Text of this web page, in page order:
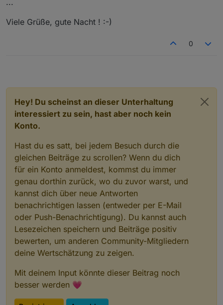
...
Viele Grüße, gute Nacht ! :-)
0
Hey! Du scheinst an dieser Unterhaltung
interessiert zu sein, hast aber noch kein
Konto.
Hast du es satt, bei jedem Besuch durch die
gleichen Beiträge zu scrollen? Wenn du dich
für ein Konto anmeldest, kommst du immer
genau dorthin zurück, wo du zuvor warst, und
kannst dich über neue Antworten
benachrichtigen lassen (entweder per E-Mail
oder Push-Benachrichtigung). Du kannst auch
Lesezeichen speichern und Beiträge positiv
bewerten, um anderen Community-Mitgliedern
deine Wertschätzung zu zeigen.
Mit deinem Input könnte dieser Beitrag noch
besser werden 💗